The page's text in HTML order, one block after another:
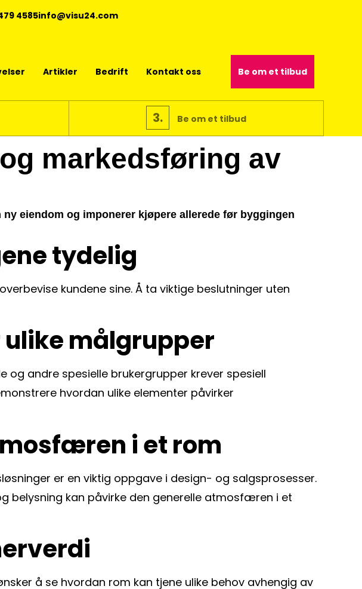
4585info@visu24.com
Artikler Bedrift Kontakt oss Be om et tilbud
3. Be om et tilbud
markedsføring av
eiendom og imponerer kjøpere allerede før byggingen
tydelig
kundene sine. Å ta viktige beslutninger uten
målgrupper
andre spesielle brukergrupper krever spesiell
hvordan ulike elementer påvirker
i et rom
er en viktig oppgave i design- og salgsprosesser.
belysning kan påvirke den generelle atmosfæren i et
å se hvordan rom kan tjene ulike behov avhengig av